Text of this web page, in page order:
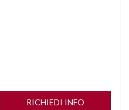
RICHIEDI INFO